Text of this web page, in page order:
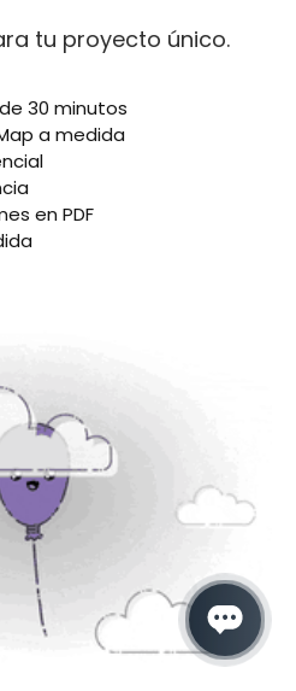
tu proyecto único.
30 minutos
a medida
en PDF